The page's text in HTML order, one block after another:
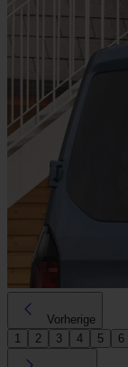
Vorherige
1
2 3 4 5 6